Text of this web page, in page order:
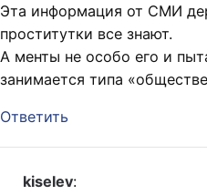
Эта информация от СМИ
проститутки все знают.
А менты не особо его и
занимается типа
Ответить
kiselev: